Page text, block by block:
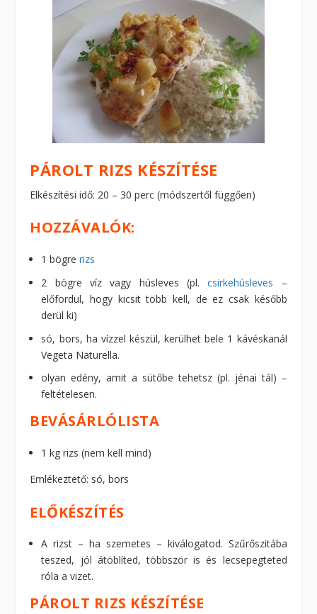
PÁROLT RIZS KÉSZÍTÉSE
Elkészítési idő: 20 – 30 perc (módszertől függően)
HOZZÁVALÓK:
1 bögrerizs
2 bögre víz vagy húsleves (pl.csirkehúsleves –
előfordul, hogy kicsit több kell, de ez csak később
derül ki)
só, bors, ha vízzel készül, kerülhet bele 1 kávéskanál
Vegeta Naturella.
olyan edény, amit a sütőbe tehetsz (pl. jénai tál) –
feltételesen.
BEVÁSÁRLÓLISTA
1 kg rizs (nem kell mind)
Emlékeztető: só, bors
ELŐKÉSZÍTÉS
A rizst – ha szemetes – kiválogatod. Szűrőszitába
teszed, jól átöblíted, többször is és lecsepegteted
róla a vizet.
PÁROLT RIZS KÉSZÍTÉSE